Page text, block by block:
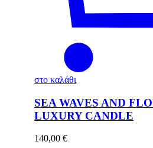
στο καλάθι
SEA WAVES AND
LUXURY CANDLE
140,00 €